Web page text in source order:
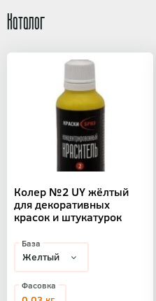
Каталог
Колер №2 UY жёлтый
для декоративных
красок и штукатурок
База
Фасовка